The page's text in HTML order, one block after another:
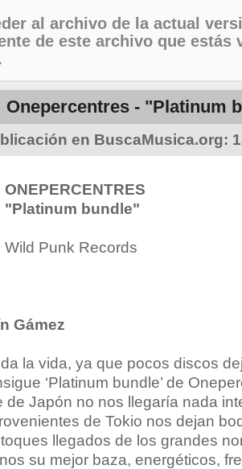
al archivo de la actual
de este archivo que
Onepercentres - "Platinum
en BuscaMusica.org:
ONEPERCENTRES
"Platinum bundle"
Wild Punk Records
Gámez
la vida, ya que pocos discos
‘Platinum bundle’ de
de Japón no nos llegaría nada
de Tokio nos dejan
llegados de los grandes
su mejor baza, energéticos,